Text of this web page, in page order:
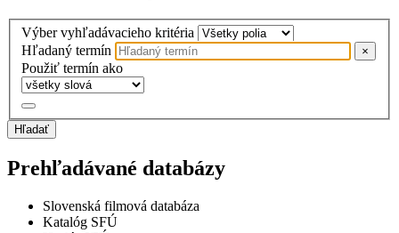
Výber vyhľadávacieho kritéria
Hľadaný termín
×
Použiť termín ako
Hľadať
Prehľadávané databázy
Slovenská filmová databáza
Katalóg SFÚ